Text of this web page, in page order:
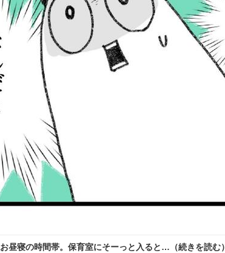
お昼寝の時間帯。保育室にそーっと入ると…（続きを読む）